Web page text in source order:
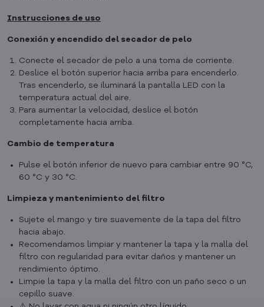
Instrucciones de uso
Conexión y encendido del secador de pelo
Conecte el secador de pelo a una toma de corriente.
Deslice el botón superior hacia arriba para encenderlo.
Tras encenderlo, se iluminará la pantalla LED con la
temperatura actual del aire.
Para aumentar la velocidad, deslice el botón
completamente hacia arriba.
Cambio de temperatura
Pulse el botón inferior de nuevo para cambiar entre 90 °C,
60 °C y 30 °C.
Limpieza y mantenimiento del filtro
Sujete el mango y tire suavemente de la tapa del filtro
hacia abajo.
Recomendamos limpiar y mantener la tapa y la malla del
filtro con regularidad para evitar daños y mantener un
rendimiento óptimo.
Limpie la tapa y la malla del filtro con un paño seco o un
cepillo suave.